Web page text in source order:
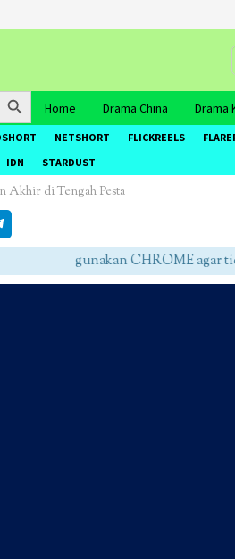
Button
Home Drama China Drama
NETSHORT FLICKREELS
IDN STARDUST
Akhir di Tengah Pesta
gunakan CHROME agar